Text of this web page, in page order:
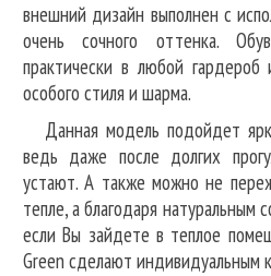
внешний дизайн выполнен с
очень сочного оттенка.
практически в любой
особого стиля и шарма.
Данная модель подойдет
ведь даже после долгих
устают. А также можно не
тепле, а благодаря натуральным
если Вы зайдете в теплое
Green сделают индивидуальным